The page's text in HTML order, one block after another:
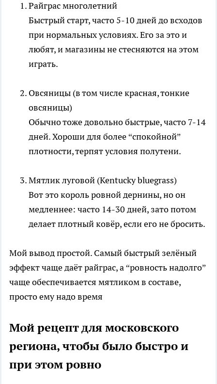
Райграс многолетний
Быстрый старт, часто 5-10 дней до всходов
при нормальных условиях. Его за это и
любят, и магазины не стесняются на этом
играть.
Овсяницы (в том числе красная, тонкие
овсяницы)
Обычно тоже довольно быстрые, часто 7-14
дней. Хороши для более “спокойной”
плотности, терпят условия полутени.
Мятлик луговой (Kentucky bluegrass)
Вот это король ровной дернины, но он
медленнее: часто 14-30 дней, зато потом
делает плотный ковёр, если его не бросить.
Мой вывод простой. Самый быстрый зелёный
эффект чаще даёт райграс, а “ровность надолго”
чаще обеспечивается мятликом в составе,
просто ему надо время
Мой рецепт для московского
региона, чтобы было быстро и
при этом ровно